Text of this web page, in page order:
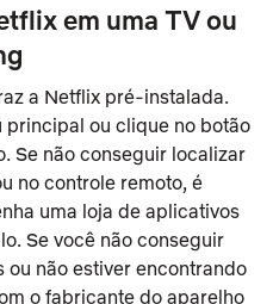
em uma TV ou
a Netflix pré-instalada.
principal ou clique no botão
Se não conseguir localizar
no controle remoto, é
uma loja de aplicativos
Se você não conseguir
não estiver encontrando
o fabricante do aparelho